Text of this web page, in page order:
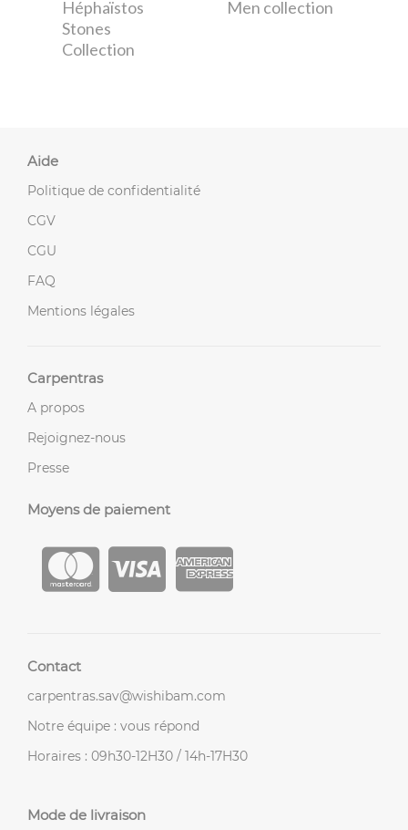
Héphaïstos
Stones
Collection
Men collection
Aide
Politique de confidentialité
CGV
CGU
FAQ
Mentions légales
Carpentras
A propos
Rejoignez-nous
Presse
Moyens de paiement
Contact
carpentras.sav@wishibam.com
Notre équipe : vous répond
Horaires : 09h30-12H30 / 14h-17H30
Mode de livraison